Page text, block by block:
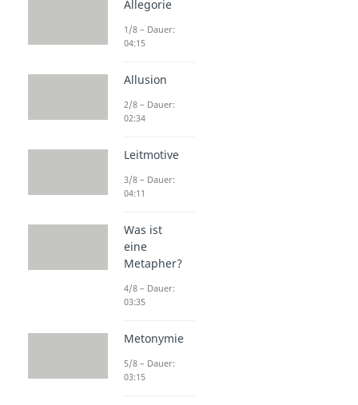
Allegorie
1/8 – Dauer:
04:15
Allusion
2/8 – Dauer:
02:34
Leitmotive
3/8 – Dauer:
04:11
Was ist
eine
Metapher?
4/8 – Dauer:
03:35
Metonymie
5/8 – Dauer:
03:15